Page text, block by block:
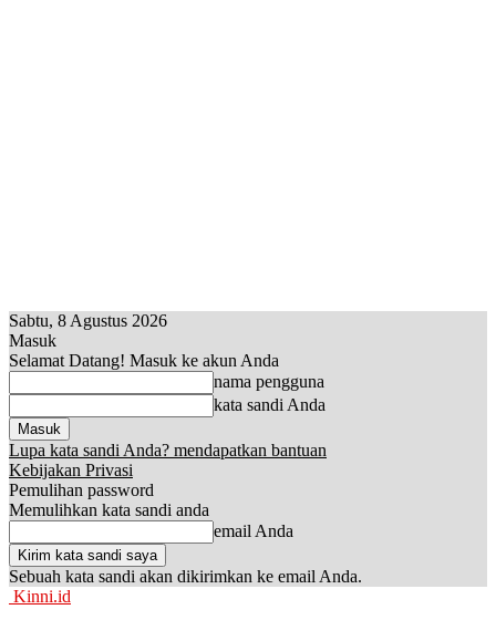
Sabtu, 8 Agustus 2026
Masuk
Selamat Datang! Masuk ke akun Anda
nama pengguna
kata sandi Anda
Lupa kata sandi Anda? mendapatkan bantuan
Kebijakan Privasi
Pemulihan password
Memulihkan kata sandi anda
email Anda
Sebuah kata sandi akan dikirimkan ke email Anda.
Kinni.id